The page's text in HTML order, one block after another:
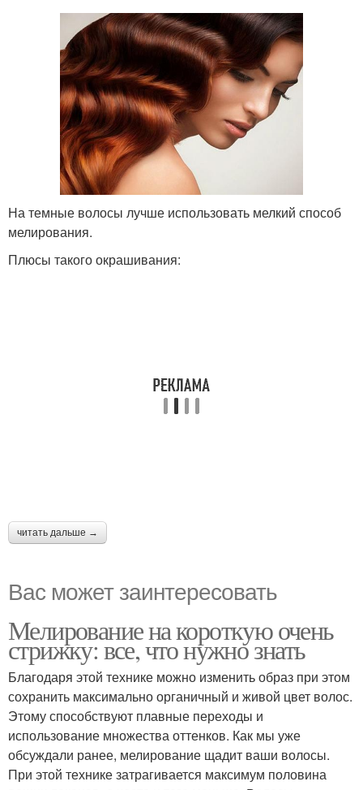
На темные волосы лучше использовать мелкий способ
мелирования.
Плюсы такого окрашивания:
читать дальше →
Вас может заинтересовать
Мелирование на короткую очень
стрижку: все, что нужно знать
Благодаря этой технике можно изменить образ при этом
сохранить максимально органичный и живой цвет волос.
Этому способствуют плавные переходы и
использование множества оттенков. Как мы уже
обсуждали ранее, мелирование щадит ваши волосы.
При этой технике затрагивается максимум половина